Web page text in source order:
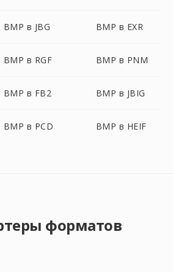
BMP в JBG BMP в EXR
BMP в RGF BMP в PNM
BMP в FB2 BMP в JBIG
BMP в PCD BMP в HEIF
форматов